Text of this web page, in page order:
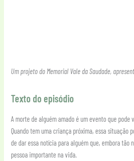
Um projeto do Memorial Vale da Saudade,
Texto do episódio
A morte de alguém amado é um evento que pode
Quando tem uma criança próxima, essa situação
de dar essa notícia para alguém que, embora tão
pessoa importante na vida.